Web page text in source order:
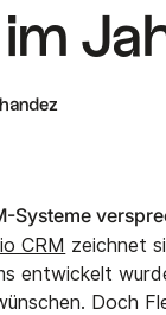
Systeme
CRM zeichnet
entwickelt
Doch